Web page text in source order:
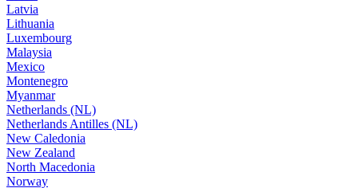
Latvia
Lithuania
Luxembourg
Malaysia
Mexico
Montenegro
Myanmar
Netherlands (NL)
Netherlands Antilles (NL)
New Caledonia
New Zealand
North Macedonia
Norway